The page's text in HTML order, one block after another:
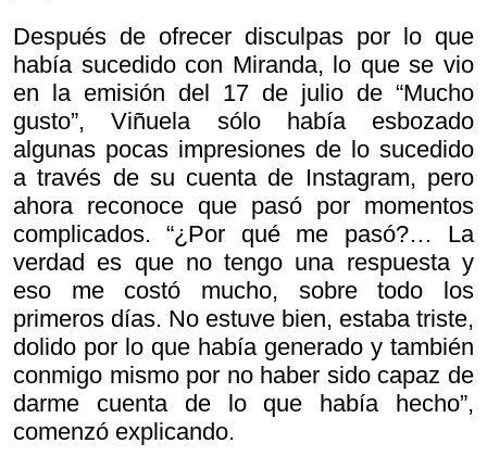
Después de ofrecer disculpas por lo que
había sucedido con Miranda, lo que se vio
en la emisión del 17 de julio de “Mucho
gusto”, Viñuela sólo había esbozado
algunas pocas impresiones de lo sucedido
a través de su cuenta de Instagram, pero
ahora reconoce que pasó por momentos
complicados. “¿Por qué me pasó?… La
verdad es que no tengo una respuesta y
eso me costó mucho, sobre todo los
primeros días. No estuve bien, estaba triste,
dolido por lo que había generado y también
conmigo mismo por no haber sido capaz de
darme cuenta de lo que había hecho”,
comenzó explicando.